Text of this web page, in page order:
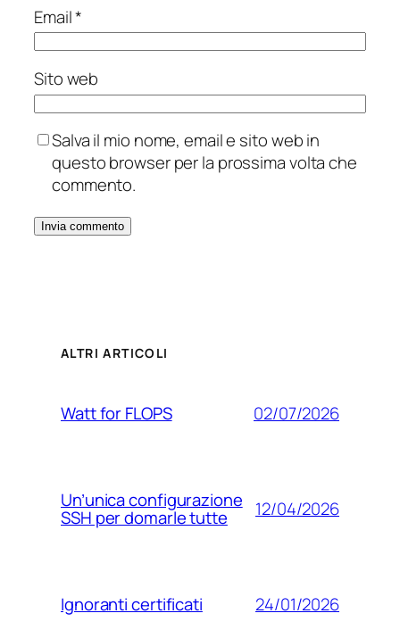
Email*
Sito web
Salva il mio nome, email e sito web in
questo browser per la prossima volta che
commento.
ALTRI ARTICOLI
Watt for FLOPS 02/07/2026
Un’unica configurazione
SSH per domarle tutte 12/04/2026
Ignoranti certificati 24/01/2026